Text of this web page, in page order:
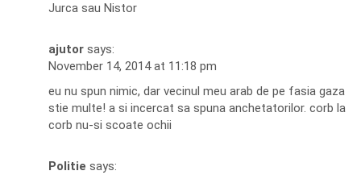
Jurca sau Nistor
ajutor says:
November 14, 2014 at 11:18 pm
eu nu spun nimic, dar vecinul meu arab de pe fasia gaza
stie multe! a si incercat sa spuna anchetatorilor. corb la
corb nu-si scoate ochii
Politie says: